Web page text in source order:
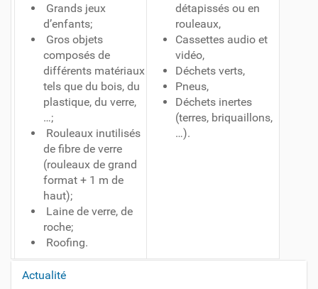
Grands jeux
d’enfants;
Gros objets
composés de
différents matériaux
tels que du bois, du
plastique, du verre,
…;
Rouleaux inutilisés
de fibre de verre
(rouleaux de grand
format + 1 m de
haut);
Laine de verre, de
roche;
Roofing.
détapissés ou en
rouleaux,
Cassettes audio et
vidéo,
Déchets verts,
Pneus,
Déchets inertes
(terres, briquaillons,
…).
N
Actualité